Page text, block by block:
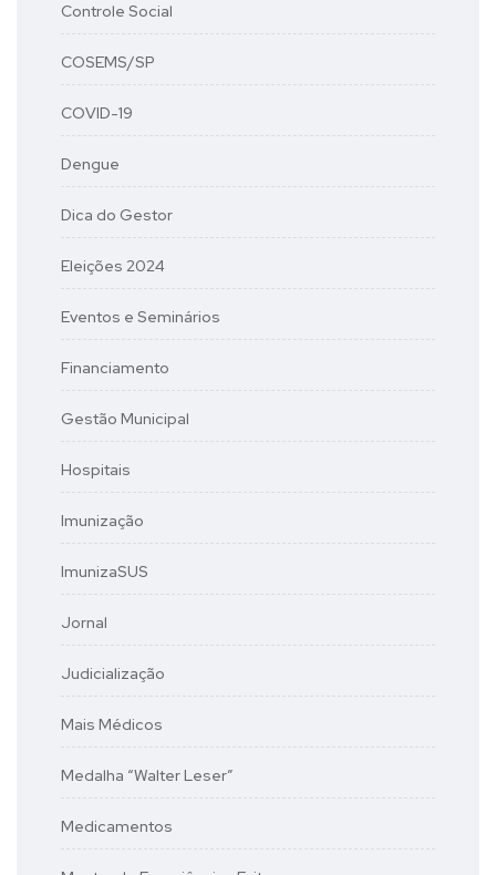
Controle Social
COSEMS/SP
COVID-19
Dengue
Dica do Gestor
Eleições 2024
Eventos e Seminários
Financiamento
Gestão Municipal
Hospitais
Imunização
ImunizaSUS
Jornal
Judicialização
Mais Médicos
Medalha “Walter Leser”
Medicamentos